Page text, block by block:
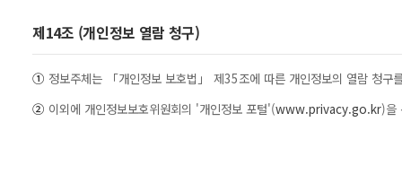
제14조 (개인정보 열람 청구)
① 정보주체는 「개인정보 보호법」 제35조에 따른 개인정보의 열람 청구
② 이외에 개인정보보호위원회의 '개인정보 포털'(www.privacy.go.kr)을